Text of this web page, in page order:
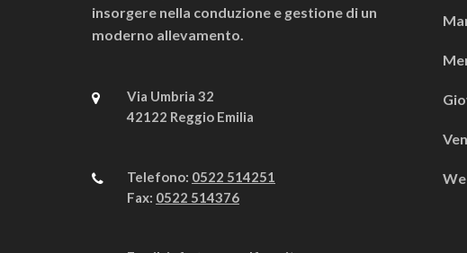
insorgere nella conduzione e gestione di un
moderno allevamento.
Via Umbria 32
42122 Reggio Emilia
Telefono: 0522 514251
Fax: 0522 514376